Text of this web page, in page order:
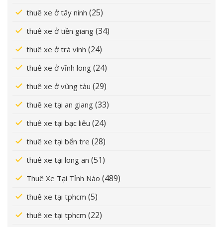
thuê xe ở tây ninh (25)
thuê xe ở tiền giang (34)
thuê xe ở trà vinh (24)
thuê xe ở vĩnh long (24)
thuê xe ở vũng tàu (29)
thuê xe tại an giang (33)
thuê xe tại bạc liêu (24)
thuê xe tại bến tre (28)
thuê xe tại long an (51)
Thuê Xe Tại Tỉnh Nào (489)
thuê xe tại tphcm (5)
thuê xe tại tphcm (22)